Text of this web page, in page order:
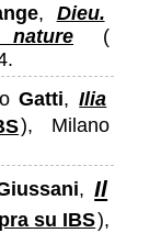
,
Dieu.
(
Gatti, Ilia
), Milano
, Il
),